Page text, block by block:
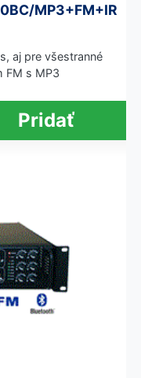
MP3+FM+IR
aj pre všestranné
FM s MP3